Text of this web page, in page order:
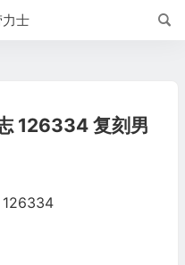
士
126334 复刻男